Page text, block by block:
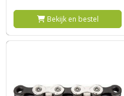
Bekijk en bestel